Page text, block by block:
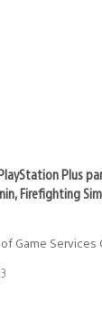
Plus
Firefighting
Game Services